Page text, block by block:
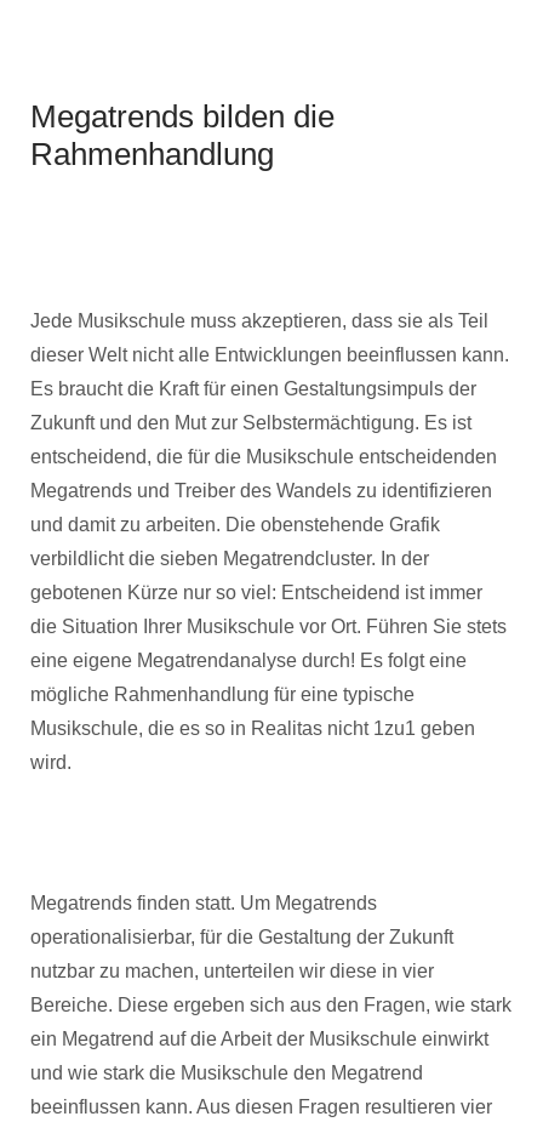
Megatrends bilden die
Rahmenhandlung
Jede Musikschule muss akzeptieren, dass sie als Teil
dieser Welt nicht alle Entwicklungen beeinflussen kann.
Es braucht die Kraft für einen Gestaltungsimpuls der
Zukunft und den Mut zur Selbstermächtigung. Es ist
entscheidend, die für die Musikschule entscheidenden
Megatrends und Treiber des Wandels zu identifizieren
und damit zu arbeiten. Die obenstehende Grafik
verbildlicht die sieben Megatrendcluster. In der
gebotenen Kürze nur so viel: Entscheidend ist immer
die Situation Ihrer Musikschule vor Ort. Führen Sie stets
eine eigene Megatrendanalyse durch! Es folgt eine
mögliche Rahmenhandlung für eine typische
Musikschule, die es so in Realitas nicht 1zu1 geben
wird.
Megatrends finden statt. Um Megatrends
operationalisierbar, für die Gestaltung der Zukunft
nutzbar zu machen, unterteilen wir diese in vier
Bereiche. Diese ergeben sich aus den Fragen, wie stark
ein Megatrend auf die Arbeit der Musikschule einwirkt
und wie stark die Musikschule den Megatrend
beeinflussen kann. Aus diesen Fragen resultieren vier